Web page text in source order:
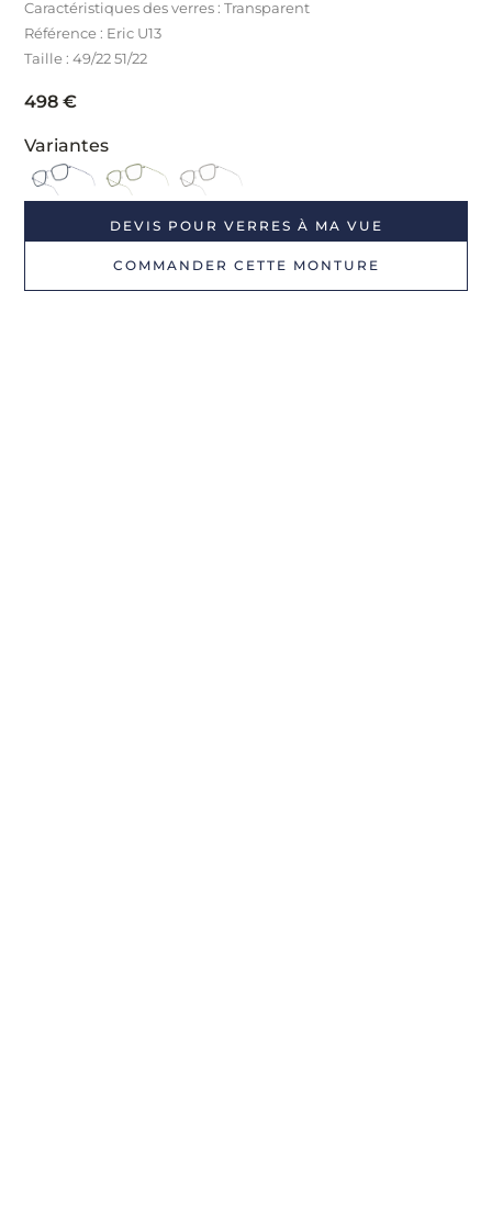
Caractéristiques des verres : Transparent
Référence : Eric U13
Taille : 49/22 51/22
498€
Variantes
DEVIS POUR VERRES À MA VUE
COMMANDER CETTE MONTURE